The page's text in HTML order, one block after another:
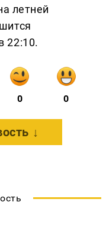
летней
22:10.
0 0
↓